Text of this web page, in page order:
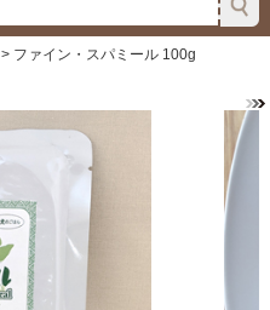
> ファイン・スパミール 100g